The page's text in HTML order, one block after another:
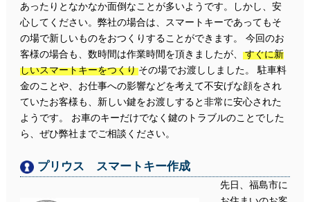
あったりとなかなか面倒なことが多いようです。しかし、安
心してください。弊社の場合は、スマートキーであってもそ
の場で新しいものをおつくりすることができます。 今回のお
客様の場合も、数時間は作業時間を頂きましたが、
すぐに新
しいスマートキーをつくりその場でお渡ししました。 駐車料
金のことや、お仕事への影響などを考えて不安げな顔をされ
ていたお客様も、新しい鍵をお渡しすると非常に安心された
ようです。 お車のキーだけでなく鍵のトラブルのことでした
ら、ぜひ弊社までご相談ください。
プリウス スマートキー作成
先日、福島市に